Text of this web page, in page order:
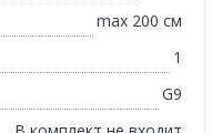
max 200 см
1
G9